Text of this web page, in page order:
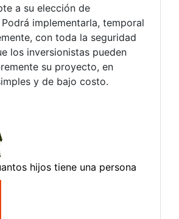
a su elección de
implementarla, temporal
con toda la seguridad
los inversionistas pueden
su proyecto, en
y de bajo costo.